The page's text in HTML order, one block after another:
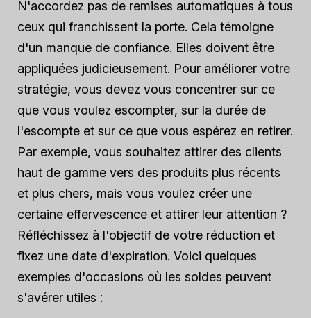
N'accordez pas de remises automatiques à tous
ceux qui franchissent la porte. Cela témoigne
d'un manque de confiance. Elles doivent être
appliquées judicieusement. Pour améliorer votre
stratégie, vous devez vous concentrer sur ce
que vous voulez escompter, sur la durée de
l'escompte et sur ce que vous espérez en retirer.
Par exemple, vous souhaitez attirer des clients
haut de gamme vers des produits plus récents
et plus chers, mais vous voulez créer une
certaine effervescence et attirer leur attention ?
Réfléchissez à l'objectif de votre réduction et
fixez une date d'expiration. Voici quelques
exemples d'occasions où les soldes peuvent
s'avérer utiles :